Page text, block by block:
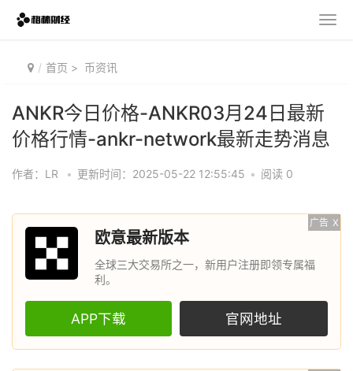
首页 > 币资讯
ANKR今日价格-ANKR03月24日最新
价格行情-ankr-network最新走势消息
作者：LR • 更新时间：2025-05-22 12:55:45 • 阅读 0
广告 X
欧意最新版本
全球三大交易所之一，新用户注册即领专属福
利。
APP下载 官网地址